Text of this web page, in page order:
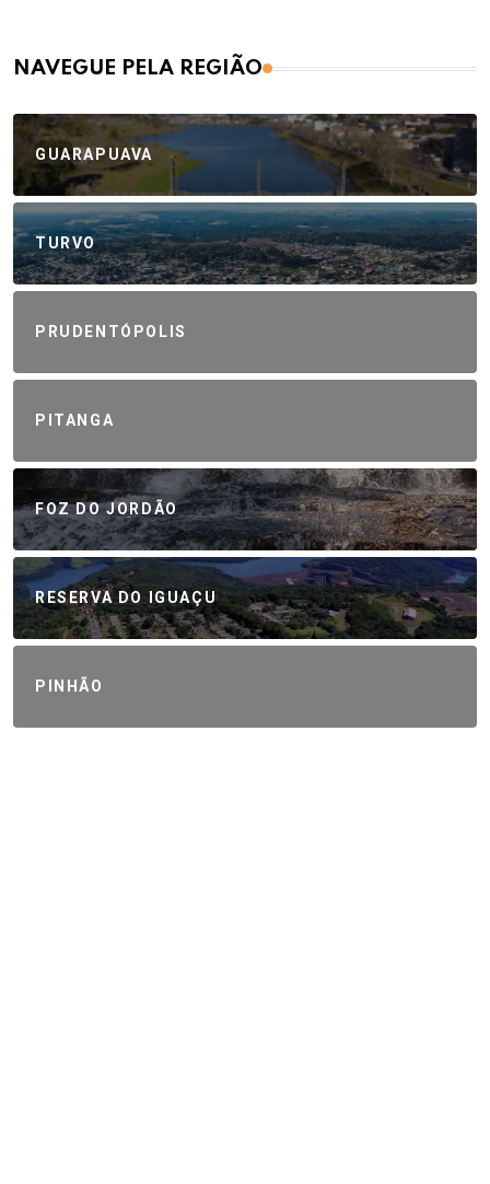
NAVEGUE PELA REGIÃO
GUARAPUAVA
TURVO
PRUDENTÓPOLIS
PITANGA
FOZ DO JORDÃO
RESERVA DO IGUAÇU
PINHÃO